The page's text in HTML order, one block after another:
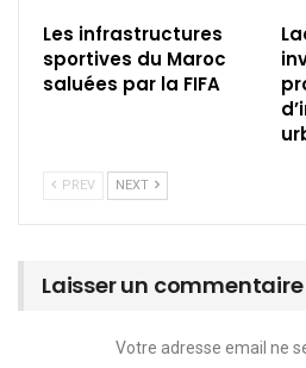
Les infrastructures
sportives du Maroc
saluées par la FIFA
PREV NEXT
Laisser un commentaire
Votre adresse email ne